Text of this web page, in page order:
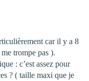
car il y a 8
trompe pas ).
: c’est assez pour
? ( taille maxi que je